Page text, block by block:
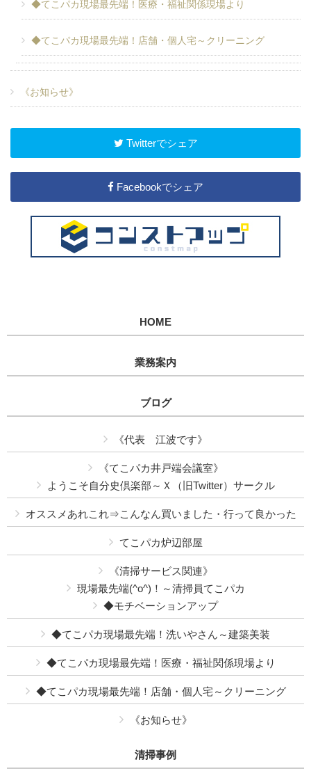
◆てこパカ現場最先端！医療・福祉関係現場より
◆てこパカ現場最先端！店舗・個人宅～クリーニング
《お知らせ》
Twitterでシェア
Facebookでシェア
HOME
業務案内
ブログ
《代表 江波です》
《てこパカ井戸端会議室》
ようこそ自分史倶楽部～Ｘ（旧Twitter）サークル
オススメあれこれ⇒こんなん買いました・行って良かった
てこパカ炉辺部屋
《清掃サービス関連》
現場最先端(^o^)！～清掃員てこパカ
◆モチベーションアップ
◆てこパカ現場最先端！洗いやさん～建築美装
◆てこパカ現場最先端！医療・福祉関係現場より
◆てこパカ現場最先端！店舗・個人宅～クリーニング
《お知らせ》
清掃事例